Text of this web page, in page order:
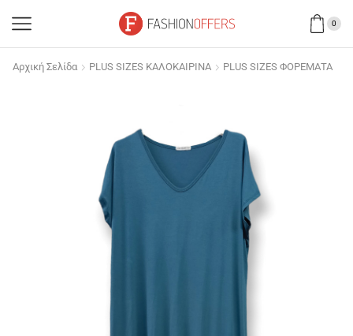
0
Αρχική Σελίδα PLUS SIZES ΚΑΛΟΚΑΙΡΙΝΑ PLUS SIZES ΦΟΡΕΜΑΤΑ